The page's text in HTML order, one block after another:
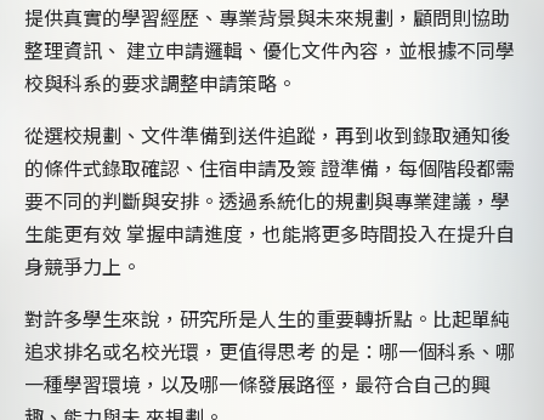
提供真實的學習經歷、專業背景與未來規劃，顧問則協助
整理資訊、 建立申請邏輯、優化文件內容，並根據不同學
校與科系的要求調整申請策略。
從選校規劃、文件準備到送件追蹤，再到收到錄取通知後
的條件式錄取確認、住宿申請及簽 證準備，每個階段都需
要不同的判斷與安排。透過系統化的規劃與專業建議，學
生能更有效 掌握申請進度，也能將更多時間投入在提升自
身競爭力上。
對許多學生來說，研究所是人生的重要轉折點。比起單純
追求排名或名校光環，更值得思考 的是：哪一個科系、哪
一種學習環境，以及哪一條發展路徑，最符合自己的興